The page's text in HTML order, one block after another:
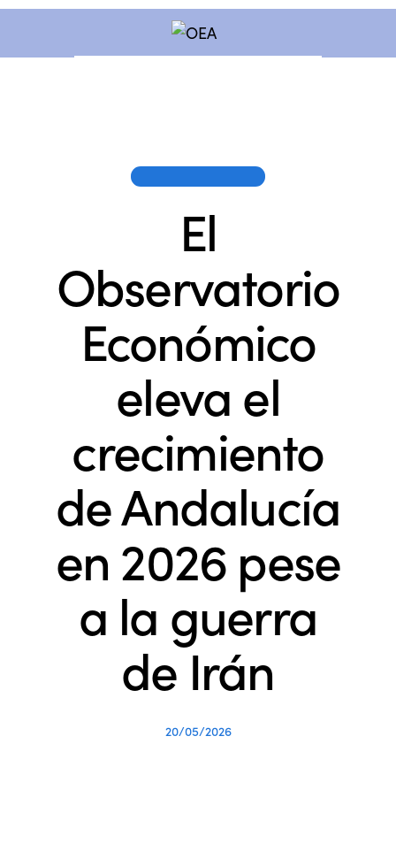
El
Observatorio
Económico
eleva el
crecimiento
de Andalucía
en 2026 pese
a la guerra
de Irán
20/05/2026